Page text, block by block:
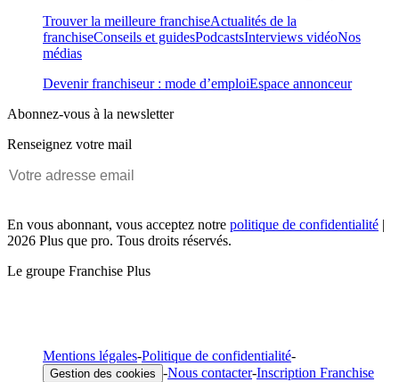
Trouver la meilleure franchiseActualités de la
franchiseConseils et guidesPodcastsInterviews vidéoNos
médias
Devenir franchiseur : mode d’emploiEspace annonceur
Abonnez-vous à la newsletter
Renseignez votre mail
En vous abonnant, vous acceptez notre politique de confidentialité |
2026 Plus que pro. Tous droits réservés.
Le groupe Franchise Plus
Mentions légales-Politique de confidentialité-
Gestion des cookies -Nous contacter-Inscription Franchise